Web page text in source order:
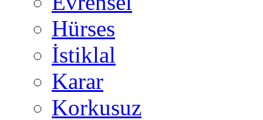
Hürses
İstiklal
Karar
Korkusuz